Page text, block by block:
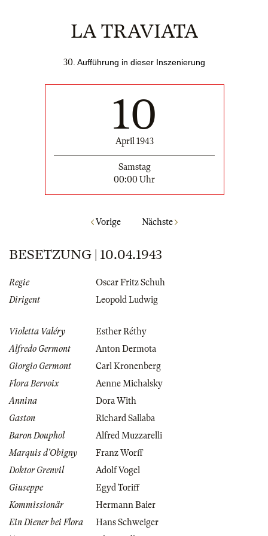
LA TRAVIATA
30. Aufführung in dieser Inszenierung
10
April 1943
Samstag
00:00 Uhr
Vorige Nächste
BESETZUNG | 10.04.1943
Regie
Oscar Fritz Schuh
Dirigent
Leopold Ludwig
Violetta Valéry
Esther Réthy
Alfredo Germont
Anton Dermota
Giorgio Germont
Carl Kronenberg
Flora Bervoix
Aenne Michalsky
Annina
Dora With
Gaston
Richard Sallaba
Baron Douphol
Alfred Muzzarelli
Marquis d'Obigny
Franz Worff
Doktor Grenvil
Adolf Vogel
Giuseppe
Egyd Toriff
Kommissionär
Hermann Baier
Ein Diener bei Flora
Hans Schweiger